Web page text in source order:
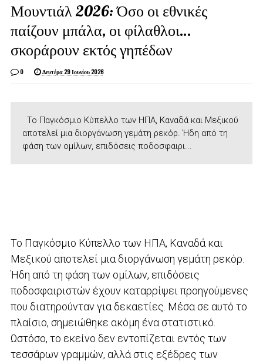
Μουντιάλ 2026: Όσο οι εθνικές
παίζουν μπάλα, οι φίλαθλοι…
σκοράρουν εκτός γηπέδων
0 Δευτέρα 29 Ιουνίου 2026
Το Παγκόσμιο Κύπελλο των ΗΠΑ, Καναδά και Μεξικού
αποτελεί μια διοργάνωση γεμάτη ρεκόρ. Ήδη από τη
φάση των ομίλων, επιδόσεις ποδοσφαιρι...
Το Παγκόσμιο Κύπελλο των ΗΠΑ, Καναδά και
Μεξικού αποτελεί μια διοργάνωση γεμάτη ρεκόρ.
Ήδη από τη φάση των ομίλων, επιδόσεις
ποδοσφαιριστών έχουν καταρρίψει προηγούμενες
που διατηρούνταν για δεκαετίες. Μέσα σε αυτό το
πλαίσιο, σημειώθηκε ακόμη ένα στατιστικό.
Ωστόσο, το εκείνο δεν εντοπίζεται εντός των
τεσσάρων γραμμών, αλλά στις εξέδρες των